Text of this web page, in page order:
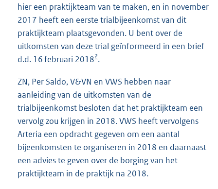
hier een praktijkteam van te maken, en in november
2017 heeft een eerste trialbijeenkomst van dit
praktijkteam plaatsgevonden. U bent over de
uitkomsten van deze trial geïnformeerd in een brief
d.d. 16 februari 20182.
ZN, Per Saldo, V&VN en VWS hebben naar
aanleiding van de uitkomsten van de
trialbijeenkomst besloten dat het praktijkteam een
vervolg zou krijgen in 2018. VWS heeft vervolgens
Arteria een opdracht gegeven om een aantal
bijeenkomsten te organiseren in 2018 en daarnaast
een advies te geven over de borging van het
praktijkteam in de praktijk na 2018.